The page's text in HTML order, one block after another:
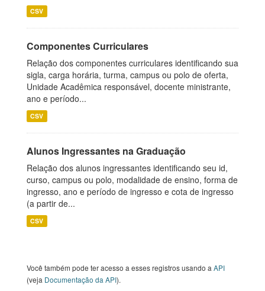
CSV
Componentes Curriculares
Relação dos componentes curriculares identificando sua
sigla, carga horária, turma, campus ou polo de oferta,
Unidade Acadêmica responsável, docente ministrante,
ano e período...
CSV
Alunos Ingressantes na Graduação
Relação dos alunos ingressantes identificando seu id,
curso, campus ou polo, modalidade de ensino, forma de
ingresso, ano e período de ingresso e cota de ingresso
(a partir de...
CSV
Você também pode ter acesso a esses registros usando a API
(veja Documentação da API).